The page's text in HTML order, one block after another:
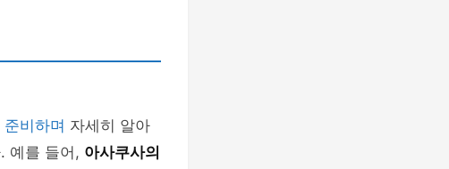
비하며 자세히 알아
예를 들어, 아사쿠사의